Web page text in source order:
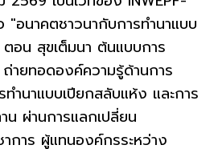
"อนาคตชาวนากับการทำนาแบบ
อน สุขเต็มนา ต้นแบบการ
ยทอดองค์ความรู้ด้านการ
ทำนาแบบเปียกสลับแห้ง และการ
น ผ่านการแลกเปลี่ยน
การ ผู้แทนองค์กรระหว่าง